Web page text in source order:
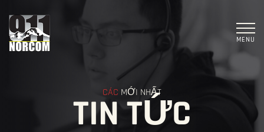
MENU
CÁC MỚI NHẤT
TIN TỨC